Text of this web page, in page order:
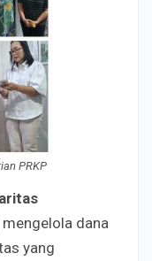
PRKP
dana
yang